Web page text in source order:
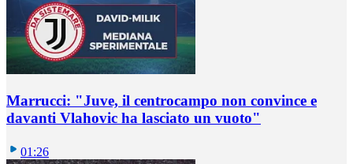
Marrucci: "Juve, il centrocampo non convince e
davanti Vlahovic ha lasciato un vuoto"
01:26